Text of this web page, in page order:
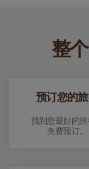
整
预订您的
找到您最好的
免费预订。